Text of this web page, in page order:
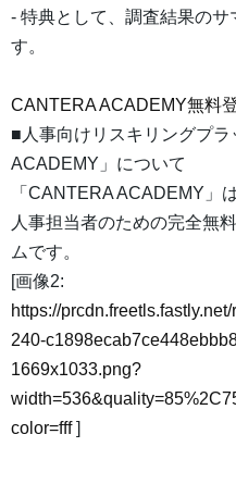
- 特典として、調査結果のサ
す。
CANTERA ACADEMY無料登
■人事向けリスキリングプ
ACADEMY」について
「CANTERA ACADEMY」
人事担当者のための完全無
ムです。
[画像2:
https://
240-
1669x1033.png?
color=fff]